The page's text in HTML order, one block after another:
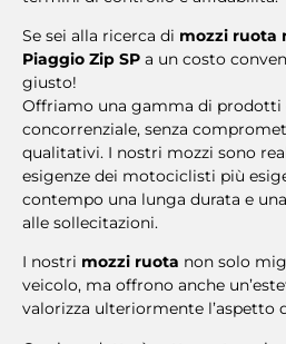
Se sei alla ricerca di mozzi ruota
Piaggio Zip SP a un costo
giusto!
Offriamo una gamma di prodotti
concorrenziale, senza
qualitativi. I nostri mozzi sono
esigenze dei motociclisti più
contempo una lunga durata e
alle sollecitazioni.
I nostri mozzi ruota non solo
veicolo, ma offrono anche
valorizza ulteriormente l’aspetto